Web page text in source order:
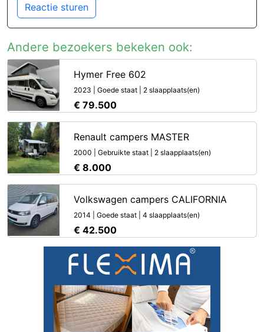
Reactie sturen
Andere bezoekers bekeken ook:
Hymer Free 602
2023 | Goede staat | 2 slaapplaats(en)
€ 79.500
Renault campers MASTER
2000 | Gebruikte staat | 2 slaapplaats(en)
€ 8.000
Volkswagen campers CALIFORNIA
2014 | Goede staat | 4 slaapplaats(en)
€ 42.500